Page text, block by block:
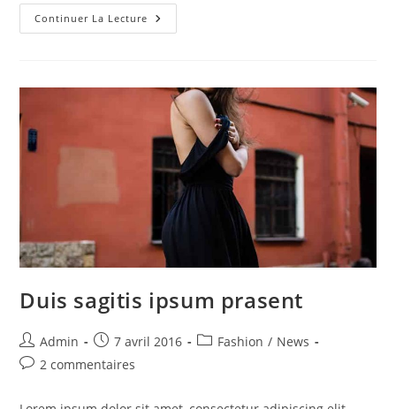
Continuer La Lecture Tortor
Neque
Duis sagitis ipsum prasent
Auteur/autrice
de
Admin
Publication
publiée :
7 avril 2016
PostFashion / News
Commentaires
2 commentaires